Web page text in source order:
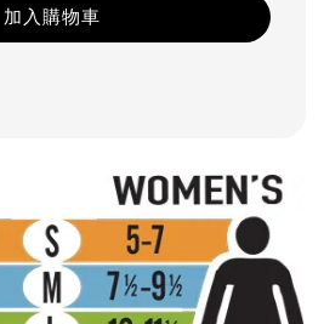
加入購物車